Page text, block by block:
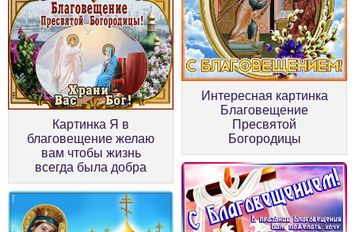
Картинка Я в
благовещение желаю
вам чтобы жизнь
всегда была добра
Интересная картинка
Благовещение
Пресвятой
Богородицы